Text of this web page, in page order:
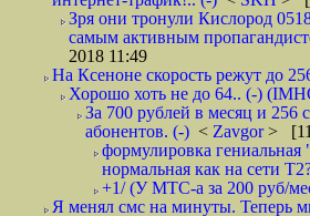
Зря они тронули Кислород
самым активным
2018 11:49
На Ксеноне скорость режут до
Хорошо хоть не до 64.. (-)
За 700 рублей в месяц и 256
абонентов. (-) < Zavgor>
формулировка гениальная
нормальная как на сети
+1/ (У МТС-а за 200 руб/
Я менял смс на минуты. Теперь